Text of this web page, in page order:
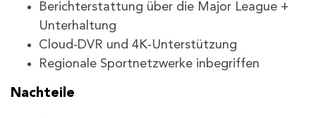
Berichterstattung über die Major League +
Unterhaltung
Cloud-DVR und 4K-Unterstützung
Regionale Sportnetzwerke inbegriffen
Nachteile